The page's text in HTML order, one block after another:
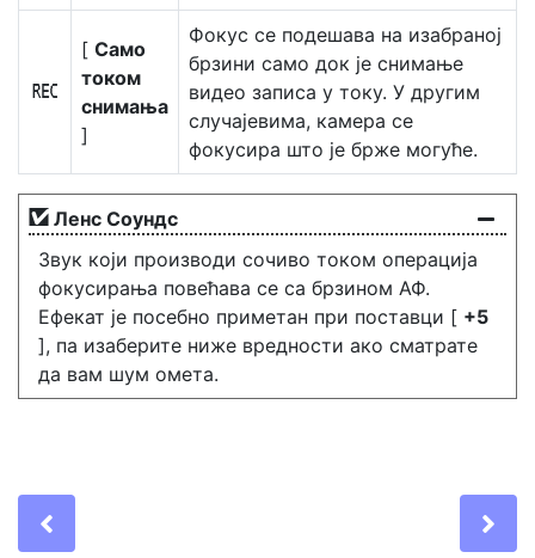
E
[ Само
током
снимања
]
Фокус се подешава на изабраној
брзини само док је снимање
видео записа у току. У другим
случајевима, камера се
фокусира што је брже могуће.
Ленс Соундс
Звук који производи сочиво током операција
фокусирања повећава се са брзином АФ.
Ефекат је посебно приметан при поставци [ +5
], па изаберите ниже вредности ако сматрате
да вам шум омета.